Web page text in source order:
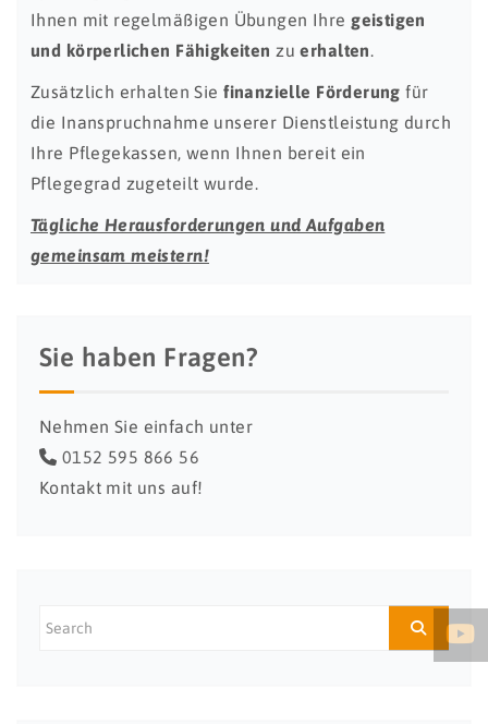
Ihnen mit regelmäßigen Übungen Ihregeistigen
und körperlichen Fähigkeiten zuerhalten.
Zusätzlich erhalten Siefinanzielle Förderung für
die Inanspruchnahme unserer Dienstleistung durch
Ihre Pflegekassen, wenn Ihnen bereit ein
Pflegegrad zugeteilt wurde.
Tägliche Herausforderungen und Aufgaben
gemeinsam meistern!
Sie haben Fragen?
Nehmen Sie einfach unter
0152 595 866 56
Kontakt mit uns auf!